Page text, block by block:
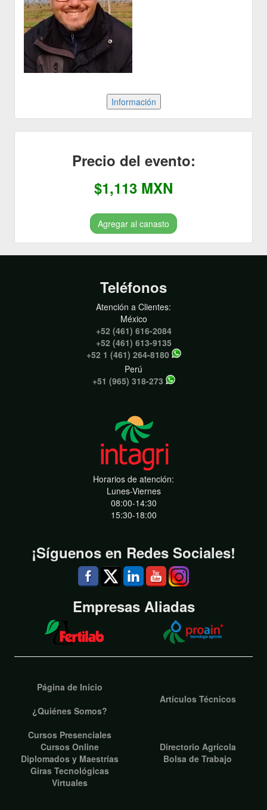
Precio del evento:
$1,113 MXN
Agregar al canasto
Teléfonos
Atención a Clientes:
México
+52 (461) 616-2084
+52 (461) 613-9135
+52 1 (461) 264-8180
Perú
+51 (965) 318-273
Horarios de atención:
Lunes-Viernes
08:00-14:30
15:30-18:00
¡Síguenos en Redes Sociales!
Empresas Aliadas
Página de Inicio
¿Quiénes Somos?
Artículos Técnicos
Cursos Presenciales
Cursos Online
Diplomados y Maestrías
Giras Tecnológicas
Virtuales
Directorio Agrícola
Bolsa de Trabajo